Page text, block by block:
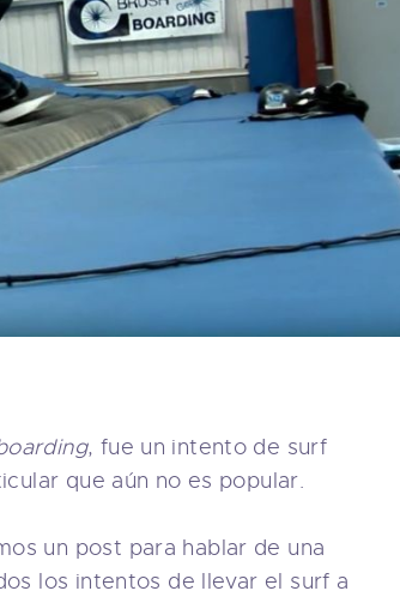
, fue un intento de surf
que aún no es popular.
un post para hablar de una
los intentos de llevar el surf a